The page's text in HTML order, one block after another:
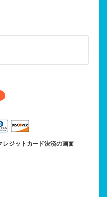
ジットカード決済の画面